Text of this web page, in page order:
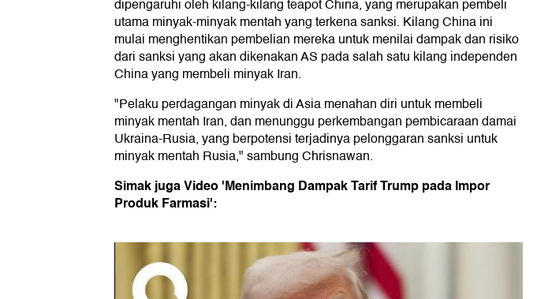
dipengaruhi oleh kilang-kilang teapot China, yang merupakan pembeli
utama minyak-minyak mentah yang terkena sanksi. Kilang China ini
mulai menghentikan pembelian mereka untuk menilai dampak dan risiko
dari sanksi yang akan dikenakan AS pada salah satu kilang independen
China yang membeli minyak Iran.
"Pelaku perdagangan minyak di Asia menahan diri untuk membeli
minyak mentah Iran, dan menunggu perkembangan pembicaraan damai
Ukraina-Rusia, yang berpotensi terjadinya pelonggaran sanksi untuk
minyak mentah Rusia," sambung Chrisnawan.
Simak juga Video 'Menimbang Dampak Tarif Trump pada Impor
Produk Farmasi':